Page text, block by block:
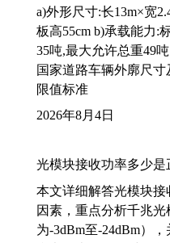
a)外形尺寸:长13m×宽
板高55cm b)承载能力:
35吨,最大允许总重49
国家道路车辆外廓尺寸
限值标准
2026年8月4日
光模块接收功率多少是
本文详细解答光模块
因素，重点分析千兆
为-3dBm至-24dBm）